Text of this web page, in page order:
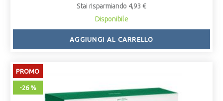
Stai risparmiando 4,93 €
Disponibile
AGGIUNGI AL CARRELLO
PROMO
-26 %